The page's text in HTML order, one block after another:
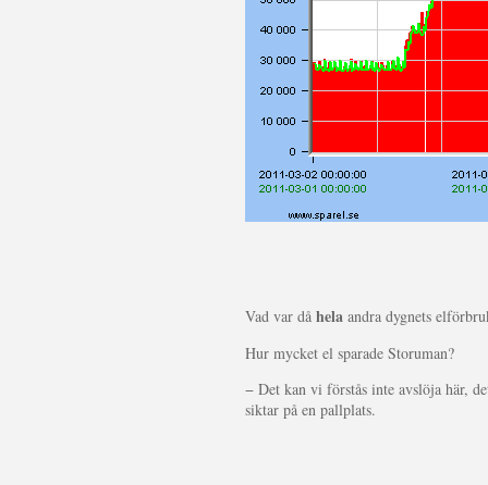
Vad var då hela andra dygnets
Hur mycket el sparade Storuman?
− Det kan vi förstås inte avslöja här,
siktar på en pallplats.